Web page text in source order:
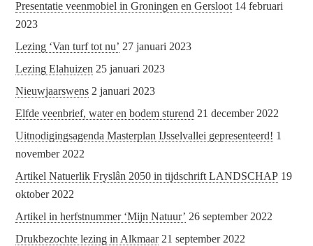
Presentatie veenmobiel in Groningen en Gersloot 14 februari
2023
Lezing ‘Van turf tot nu’ 27 januari 2023
Lezing Elahuizen 25 januari 2023
Nieuwjaarswens 2 januari 2023
Elfde veenbrief, water en bodem sturend 21 december 2022
Uitnodigingsagenda Masterplan IJsselvallei gepresenteerd! 1
november 2022
Artikel Natuerlik Fryslân 2050 in tijdschrift LANDSCHAP 19
oktober 2022
Artikel in herfstnummer ‘Mijn Natuur’ 26 september 2022
Drukbezochte lezing in Alkmaar 21 september 2022